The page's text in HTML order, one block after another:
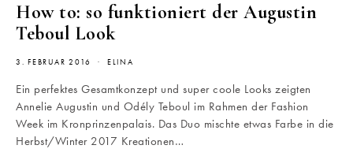
How to: so funktioniert der Augustin
Teboul Look
3. FEBRUAR 2016 ELINA
Ein perfektes Gesamtkonzept und super coole Looks zeigten
Annelie Augustin und Odély Teboul im Rahmen der Fashion
Week im Kronprinzenpalais. Das Duo mischte etwas Farbe in die
Herbst/Winter 2017 Kreationen…